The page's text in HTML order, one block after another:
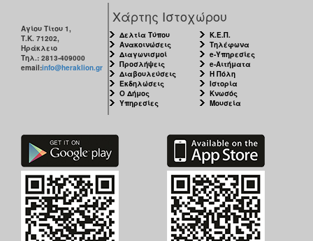
Αγίου Τίτου 1,
Τ.Κ. 71202,
Ηράκλειο
Τηλ.: 2813-409000
email:info@heraklion.gr
Χάρτης Ιστοχώρου
Δελτία Τύπου
Ανακοινώσεις
Διαγωνισμοί
Προσλήψεις
Διαβουλεύσεις
Εκδηλώσεις
Ο Δήμος
Υπηρεσίες
Κ.Ε.Π.
Τηλέφωνα
e-Υπηρεσίες
e-Αιτήματα
Η Πόλη
Ιστορία
Κνωσός
Μουσεία